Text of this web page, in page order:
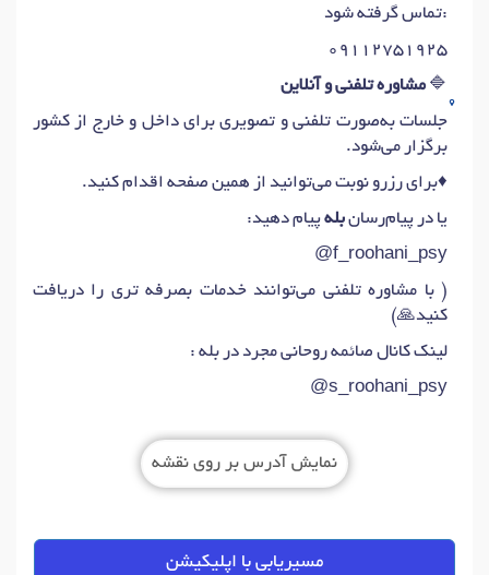
تماس گرفته شود:
۰۹۱۱۲۷۵۱۹۲۵
🔷مشاوره تلفنی و آنلاین
جلسات به‌صورت تلفنی و تصویری برای داخل و خارج از کشور
برگزار می‌شود.
♦️برای رزرو نوبت می‌توانید از همین صفحه اقدام کنید.
یا در پیام‌رسانبلهپیام دهید:
f_roohani_psy@
( با مشاوره تلفنی می‌توانند خدمات بصرفه تری را دریافت
کنید🙏)
لینک کانال صائمه روحانی مجرد در بله :
s_roohani_psy@
نمایش آدرس بر روی نقشه
مسیریابی با اپلیکیشن